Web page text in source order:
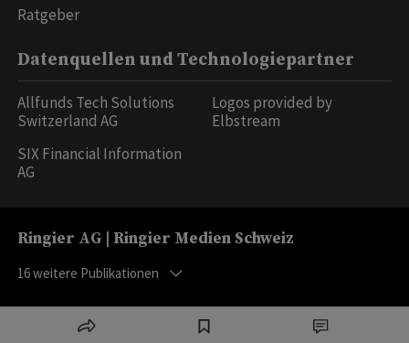
Ratgeber
Datenquellen und Technologiepartner
Allfunds Tech Solutions
Switzerland AG
SIX Financial Information
AG
Logos provided by
Elbstream
Ringier AG | Ringier Medien Schweiz
16weitere Publikationen